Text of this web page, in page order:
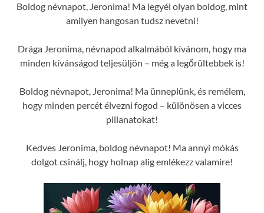
Boldog névnapot, Jeronima! Ma legyél olyan boldog, mint
amilyen hangosan tudsz nevetni!
Drága Jeronima, névnapod alkalmából kívánom, hogy ma
minden kívánságod teljesüljön – még a legőrültebbek is!
Boldog névnapot, Jeronima! Ma ünneplünk, és remélem,
hogy minden percét élvezni fogod – különösen a vicces
pillanatokat!
Kedves Jeronima, boldog névnapot! Ma annyi mókás
dolgot csinálj, hogy holnap alig emlékezz valamire!